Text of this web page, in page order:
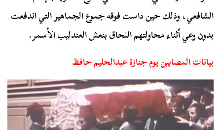
الشافعي، وذلك حين داست فوقه جموع الجماهير التي اندفعت
بدون وعي أثناء محاولتهم اللحاق بنعش العندليب الأسمر.
بيانات المصابين يوم جنازة عبدالحليم حافظ